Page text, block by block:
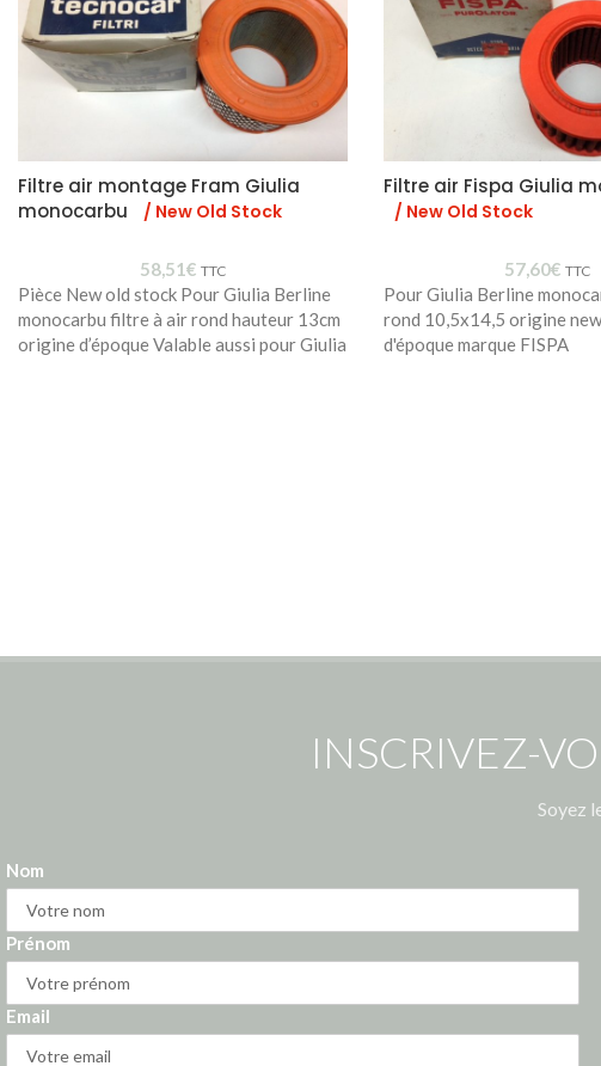
Filtre air montage Fram Giulia
monocarbu
/ New Old Stock
58,51€ TTC
Pièce New old stock Pour Giulia Berline
monocarbu filtre à air rond hauteur 13cm
origine d’époque Valable aussi pour Giulia
Filtre air Fispa Giulia
/ New Old Stock
57,60€ TTC
Pour Giulia Berline
rond 10,5x14,5 origine
d'époque marque FISPA
INSCRIVEZ-
Soyez
Nom
Prénom
Email